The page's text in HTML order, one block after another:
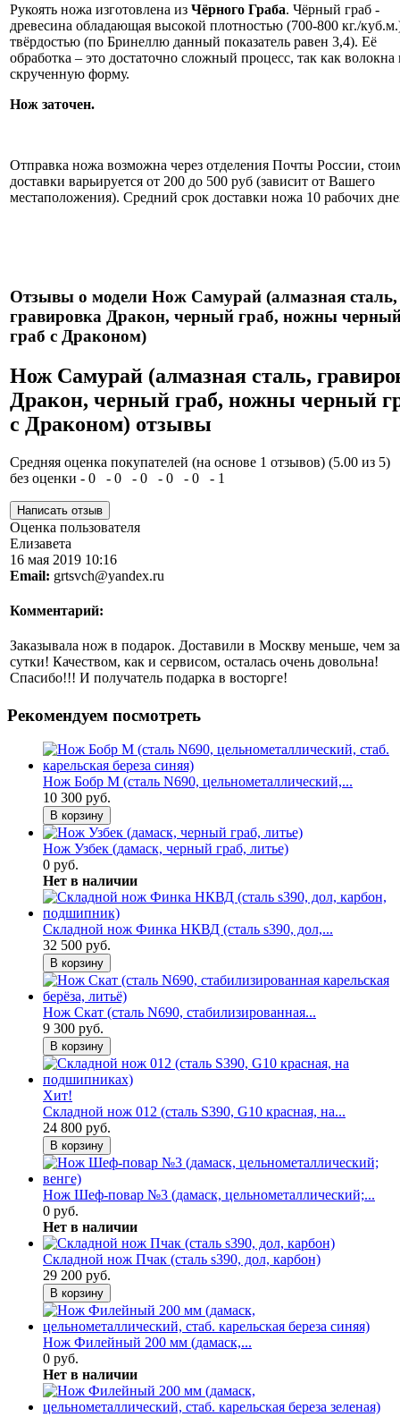
Рукоять ножа изготовлена из Чёрного Граба. Чёрный граб -
древесина обладающая высокой плотностью (700-800 кг./
твёрдостью (по Бринеллю данный показатель равен 3,4). Её
обработка – это достаточно сложный процесс, так как
скрученную форму.
Нож заточен.
Отправка ножа возможна через отделения Почты России,
доставки варьируется от 200 до 500 руб (зависит от Вашего
местаположения). Средний срок доставки ножа 10 рабочих
Отзывы о модели Нож Самурай (алмазная сталь,
гравировка Дракон, черный граб, ножны
граб с Драконом)
Нож Самурай (алмазная сталь,
Дракон, черный граб, ножны черный
с Драконом) отзывы
Средняя оценка покупателей (на основе 1 отзывов) (5.00 из 5)
без оценки - 0 - 0 - 0 - 0 - 0 - 1
Оценка пользователя
Елизавета
16 мая 2019 10:16
Email: grtsvch@yandex.ru
Комментарий:
Заказывала нож в подарок. Доставили в Москву меньше, чем за
сутки! Качеством, как и сервисом, осталась очень довольна!
Спасибо!!! И получатель подарка в восторге!
Рекомендуем посмотреть
Нож Бобр М (сталь N690, цельнометаллический,...
10 300 руб.
В корзину
Нож Узбек (дамаск, черный граб, литье)
0 руб.
Нет в наличии
Складной нож Финка НКВД (сталь s390, дол,...
32 500 руб.
В корзину
Нож Скат (сталь N690, стабилизированная...
9 300 руб.
В корзину
Хит!
Складной нож 012 (сталь S390, G10 красная, на...
24 800 руб.
В корзину
Нож Шеф-повар №3 (дамаск, цельнометаллический;...
0 руб.
Нет в наличии
Складной нож Пчак (сталь s390, дол, карбон)
29 200 руб.
В корзину
Нож Филейный 200 мм (дамаск,...
0 руб.
Нет в наличии